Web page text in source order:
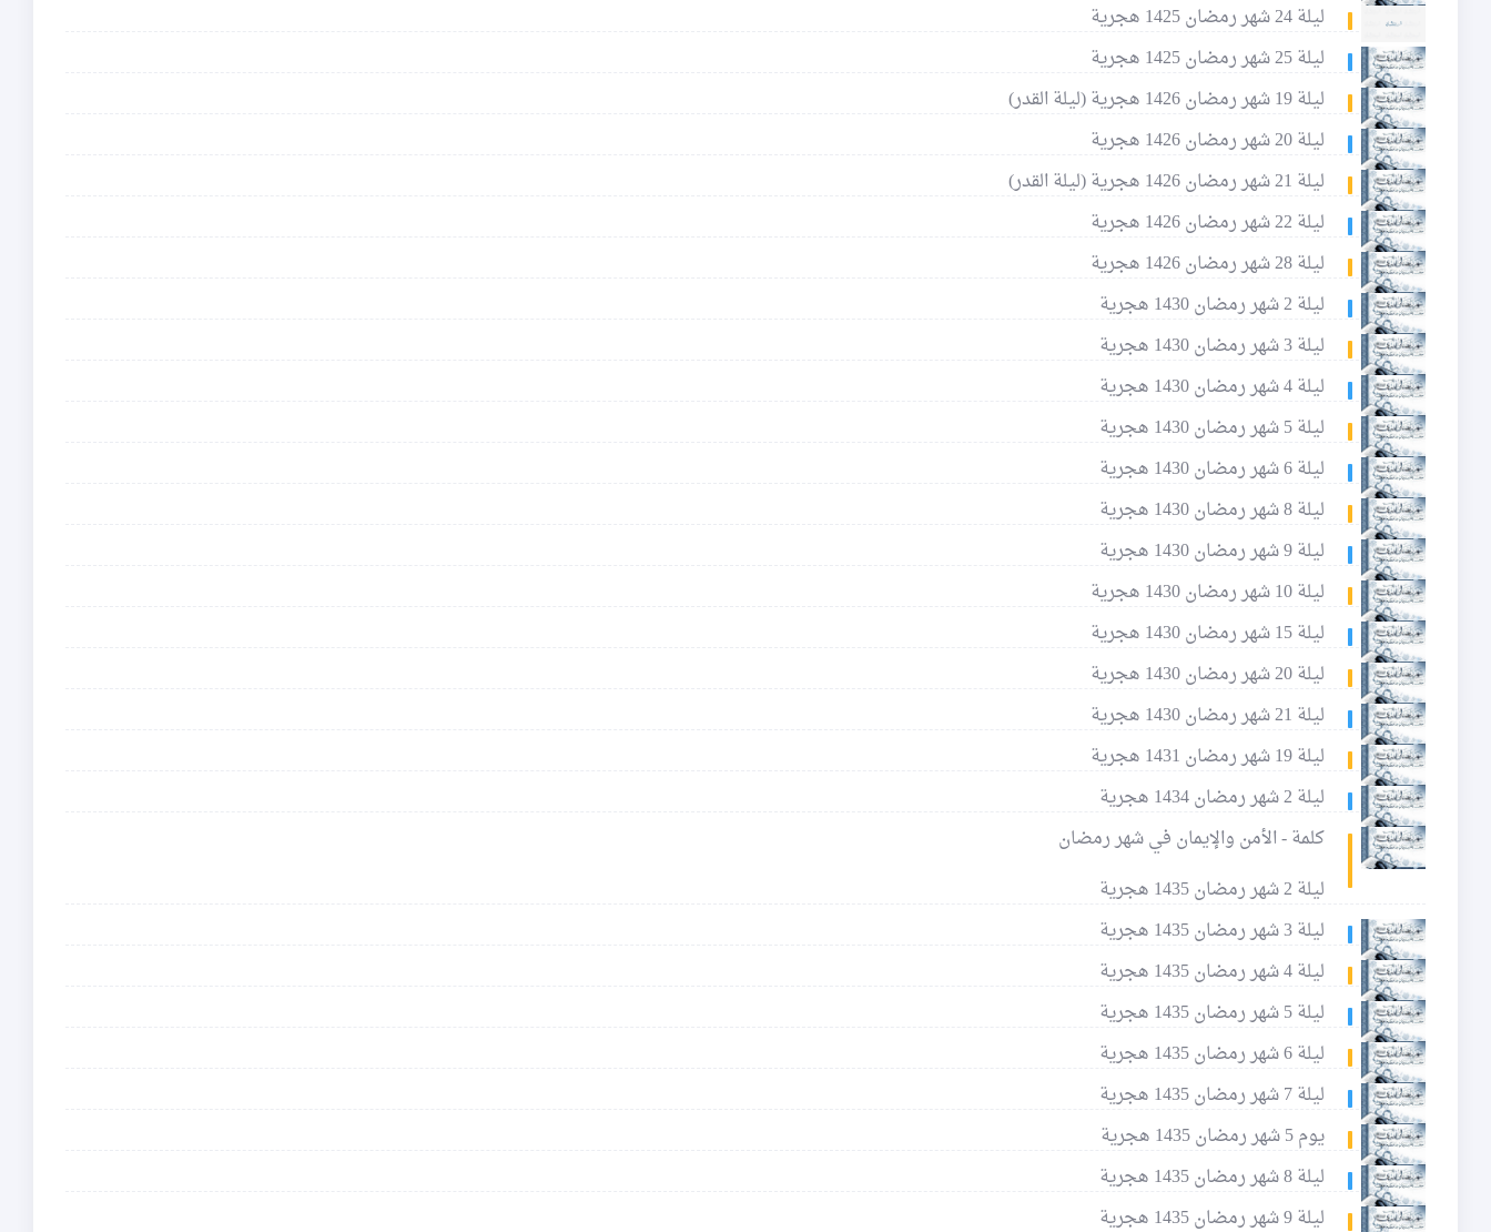
ليلة 24 شهر رمضان 1425 هجرية
ليلة 25 شهر رمضان 1425 هجرية
ليلة 19 شهر رمضان 1426 هجرية (ليلة القدر)
ليلة 20 شهر رمضان 1426 هجرية
ليلة 21 شهر رمضان 1426 هجرية (ليلة القدر)
ليلة 22 شهر رمضان 1426 هجرية
ليلة 28 شهر رمضان 1426 هجرية
ليلة 2 شهر رمضان 1430 هجرية
ليلة 3 شهر رمضان 1430 هجرية
ليلة 4 شهر رمضان 1430 هجرية
ليلة 5 شهر رمضان 1430 هجرية
ليلة 6 شهر رمضان 1430 هجرية
ليلة 8 شهر رمضان 1430 هجرية
ليلة 9 شهر رمضان 1430 هجرية
ليلة 10 شهر رمضان 1430 هجرية
ليلة 15 شهر رمضان 1430 هجرية
ليلة 20 شهر رمضان 1430 هجرية
ليلة 21 شهر رمضان 1430 هجرية
ليلة 19 شهر رمضان 1431 هجرية
ليلة 2 شهر رمضان 1434 هجرية
كلمة - الأمن والإيمان في شهر رمضان
ليلة 2 شهر رمضان 1435 هجرية
ليلة 3 شهر رمضان 1435 هجرية
ليلة 4 شهر رمضان 1435 هجرية
ليلة 5 شهر رمضان 1435 هجرية
ليلة 6 شهر رمضان 1435 هجرية
ليلة 7 شهر رمضان 1435 هجرية
يوم 5 شهر رمضان 1435 هجرية
ليلة 8 شهر رمضان 1435 هجرية
ليلة 9 شهر رمضان 1435 هجرية